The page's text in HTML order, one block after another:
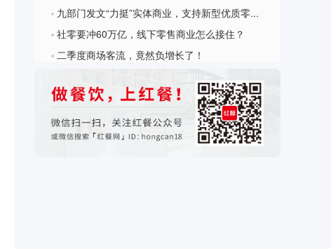
? 九部门发文“力挺”实体商业，支持新型优质零售企业IPO
? 社零要冲60万亿，线下零售商业怎么接住？
? 二季度商场客流，竟然负增长了！